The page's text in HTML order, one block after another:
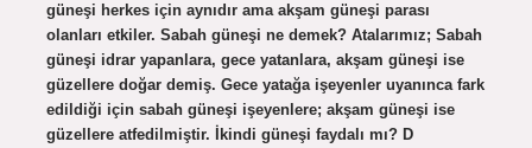
güneşi herkes için aynıdır ama akşam güneşi parası
olanları etkiler. Sabah güneşi ne demek? Atalarımız; Sabah
güneşi idrar yapanlara, gece yatanlara, akşam güneşi ise
güzellere doğar demiş. Gece yatağa işeyenler uyanınca fark
edildiği için sabah güneşi işeyenlere; akşam güneşi ise
güzellere atfedilmiştir. İkindi güneşi faydalı mı? D